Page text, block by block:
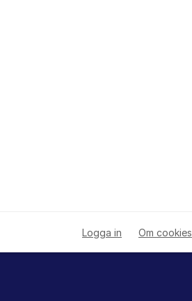
Logga in Om cookies